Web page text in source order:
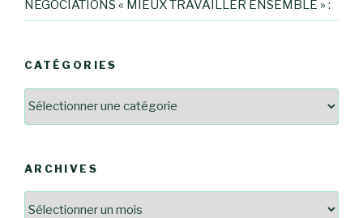
NÉGOCIATIONS « MIEUX TRAVAILLER ENSEMBLE » :
CATÉGORIES
ARCHIVES